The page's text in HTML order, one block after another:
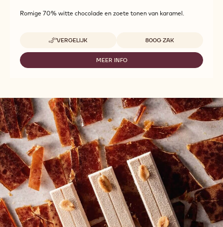
Romige 70% witte chocolade en zoete tonen van karamel.
VERGELIJK
-
CHOCOGELATO
Beschikbare maten
800G ZAK
MEER INFO
-